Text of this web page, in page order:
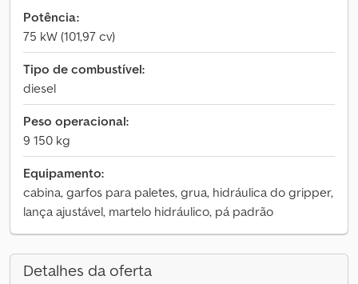
Potência:
75 kW (101,97 cv)
Tipo de combustível:
diesel
Peso operacional:
9 150 kg
Equipamento:
cabina, garfos para paletes, grua, hidráulica do gripper,
lança ajustável, martelo hidráulico, pá padrão
Detalhes da oferta